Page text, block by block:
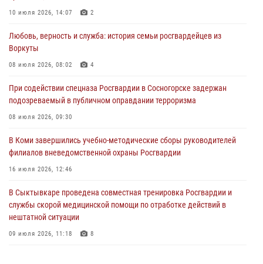
30 июля 2026, 13:53
В Санкт-Петербурге прошел окружной этап ежегодного
Всероссийского конкурса профессионального мастерства среди
сотрудников вневедомственной охраны Росгвардии
В Сыктывкаре росгвардейцы приняли участие в молебне в рамках
Дня Крещения Руси и Дня святого равноапостольного князя
28 июля 2026, 13:32 8
В Коми за неделю росгвардейцами выявлено более 10
деятельности
26 июля 2026, 06:48
10 июля 2026, 14:07 2
Любовь, верность и служба: история семьи росгвардейцев из
Воркуты
08 июля 2026, 08:02 4
При содействии спецназа Росгвардии в Сосногорске задержан
подозреваемый в публичном оправдании терроризма
08 июля 2026, 09:30
В Коми завершились учебно-методические сборы руководителей
филиалов вневедомственной охраны Росгвардии
16 июля 2026, 12:46
В Сыктывкаре проведена совместная тренировка Росгвардии и
службы скорой медицинской помощи по отработке действий в
нештатной ситуации
09 июля 2026, 11:18 8